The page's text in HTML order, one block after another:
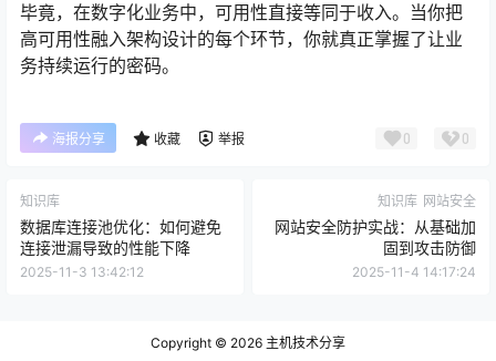
毕竟，在数字化业务中，可用性直接等同于收入。当你把
高可用性融入架构设计的每个环节，你就真正掌握了让业
务持续运行的密码。
海报分享 收藏 举报 0 0
知识库
数据库连接池优化：如何避免
连接泄漏导致的性能下降
2025-11-3 13:42:12
知识库 网站安全
网站安全防护实战：从基础加
固到攻击防御
2025-11-4 14:17:24
Copyright © 2026 主机技术分享